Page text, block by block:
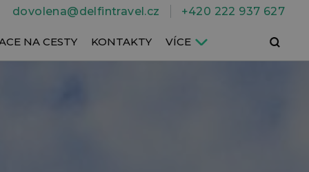
dovolena@delfintravel.cz +420 222 937 627
NA CESTY KONTAKTY VÍCEHledat